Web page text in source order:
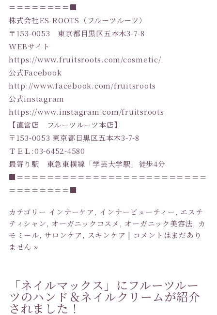
＝＝＝＝＝＝＝＝■
株式会社ES-ROOTS（フルーツルーツ）
〒153-0053 東京都目黒区五本木3-7-8
WEBサイト
https://www.fruitsroots.com/cosmetic/
公式Facebook
http://www.facebook.com/fruitsroots
公式instagram
https://www.instagram.com/fruitsroots
【直営店 フルーツルーツ本店】
〒153-0053 東京都目黒区五本木3-7-8
ＴＥＬ:03-6452-4580
最寄り駅 東急東横線「学芸大学駅」徒歩4分
■＝＝＝＝＝＝＝＝＝＝＝＝＝＝＝＝＝＝＝＝＝＝＝＝＝
＝＝＝＝＝＝＝＝■
カテゴリー インナーケア, インナービューティー, エステ
ティシャン, オーガニックコスメ , オーガニック美容法, カ
モミール, サロンケア, スキンケア | コメントはまだあり
ません »
「ネイルマックス」にフルーツルー
ツのハンド＆ネイルクリームが紹介
されました！